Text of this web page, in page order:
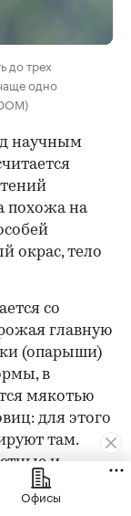
до трех
одно
научным
похожа на
окрас, тело
со
главную
(опарыши)
в
мякотью
для этого
там.
и
этого
шалот и
Офисы